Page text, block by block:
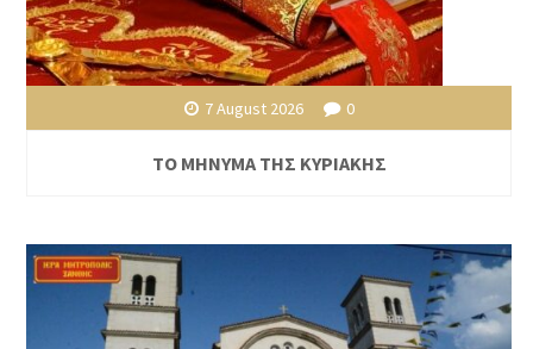
7 August 2026 0
ΤΟ ΜΗΝΥΜΑ ΤΗΣ ΚΥΡΙΑΚΗΣ